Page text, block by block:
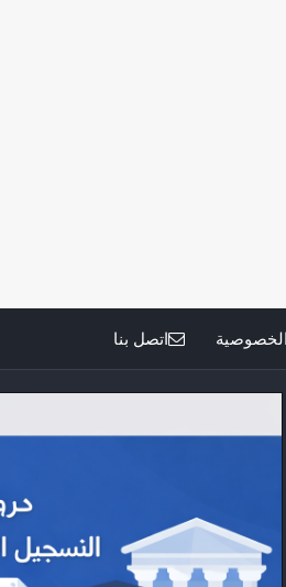
اتصل بنا